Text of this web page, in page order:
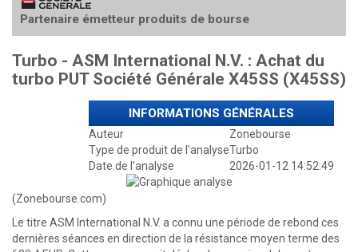
Partenaire émetteur produits de bourse
Turbo - ASM International N.V. : Achat du
turbo PUT Société Générale X45SS (X45SS)
INFORMATIONS GÉNÉRALES
Auteur
Zonebourse
Type de produit de l'analyseTurbo
Date de l'analyse
2026-01-12 14:52:49
(Zonebourse.com)
Le titre ASM International N.V. a connu une période de rebond ces
dernières séances en direction de la résistance moyen terme des